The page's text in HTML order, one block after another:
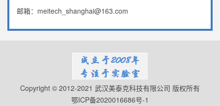
邮箱：meitech_shanghai@163.com
Copyright © 2012-2021 武汉美泰克科技有限公司 版权所有
鄂ICP备2020016686号-1